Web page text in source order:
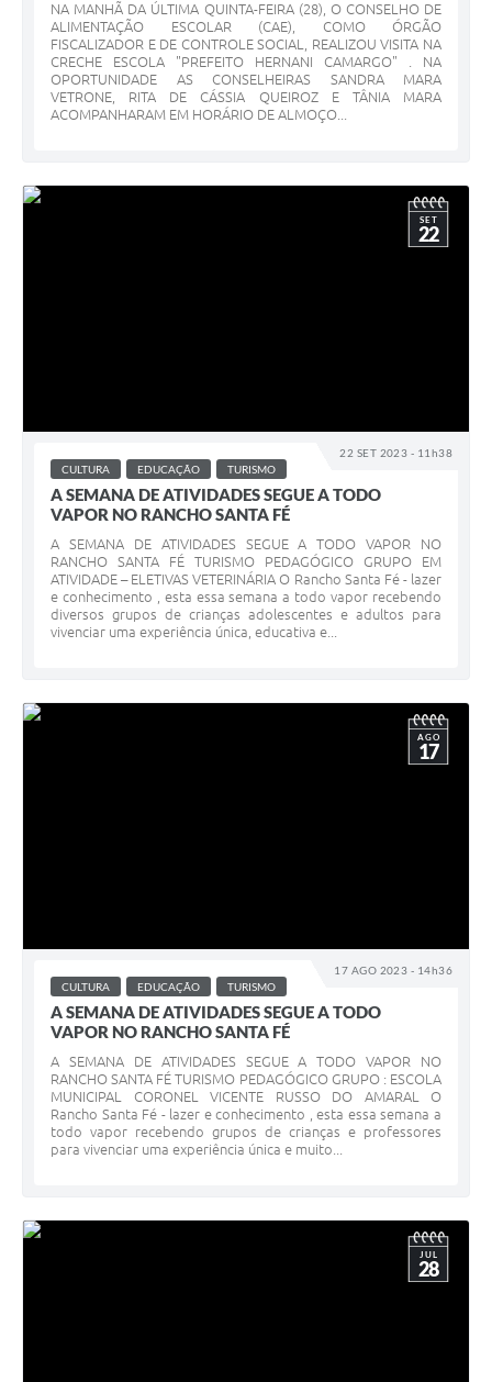
NA MANHÃ DA ÚLTIMA QUINTA-FEIRA (28), O CONSELHO DE
ALIMENTAÇÃO ESCOLAR (CAE), COMO ÓRGÃO
FISCALIZADOR E DE CONTROLE SOCIAL, REALIZOU VISITA NA
CRECHE ESCOLA "PREFEITO HERNANI CAMARGO" . NA
OPORTUNIDADE AS CONSELHEIRAS SANDRA MARA
VETRONE, RITA DE CÁSSIA QUEIROZ E TÂNIA MARA
ACOMPANHARAM EM HORÁRIO DE ALMOÇO...
22 SET 2023 - 11h38
SET
22
CULTURA EDUCAÇÃO TURISMO
A SEMANA DE ATIVIDADES SEGUE A TODO
VAPOR NO RANCHO SANTA FÉ
A SEMANA DE ATIVIDADES SEGUE A TODO VAPOR NO
RANCHO SANTA FÉ TURISMO PEDAGÓGICO GRUPO EM
ATIVIDADE – ELETIVAS VETERINÁRIA O Rancho Santa Fé - lazer
e conhecimento , esta essa semana a todo vapor recebendo
diversos grupos de crianças adolescentes e adultos para
vivenciar uma experiência única, educativa e...
17 AGO 2023 - 14h36
AGO
17
CULTURA EDUCAÇÃO TURISMO
A SEMANA DE ATIVIDADES SEGUE A TODO
VAPOR NO RANCHO SANTA FÉ
A SEMANA DE ATIVIDADES SEGUE A TODO VAPOR NO
RANCHO SANTA FÉ TURISMO PEDAGÓGICO GRUPO : ESCOLA
MUNICIPAL CORONEL VICENTE RUSSO DO AMARAL O
Rancho Santa Fé - lazer e conhecimento , esta essa semana a
todo vapor recebendo grupos de crianças e professores
para vivenciar uma experiência única e muito...
JUL
28